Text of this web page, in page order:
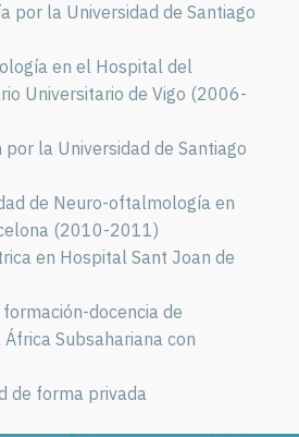
por la Universidad de Santiago
en el Hospital del
Universitario de Vigo (2006-
la Universidad de Santiago
de Neuro-oftalmología en
(2010-2011)
en Hospital Sant Joan de
docencia de
Subsahariana con
de forma privada